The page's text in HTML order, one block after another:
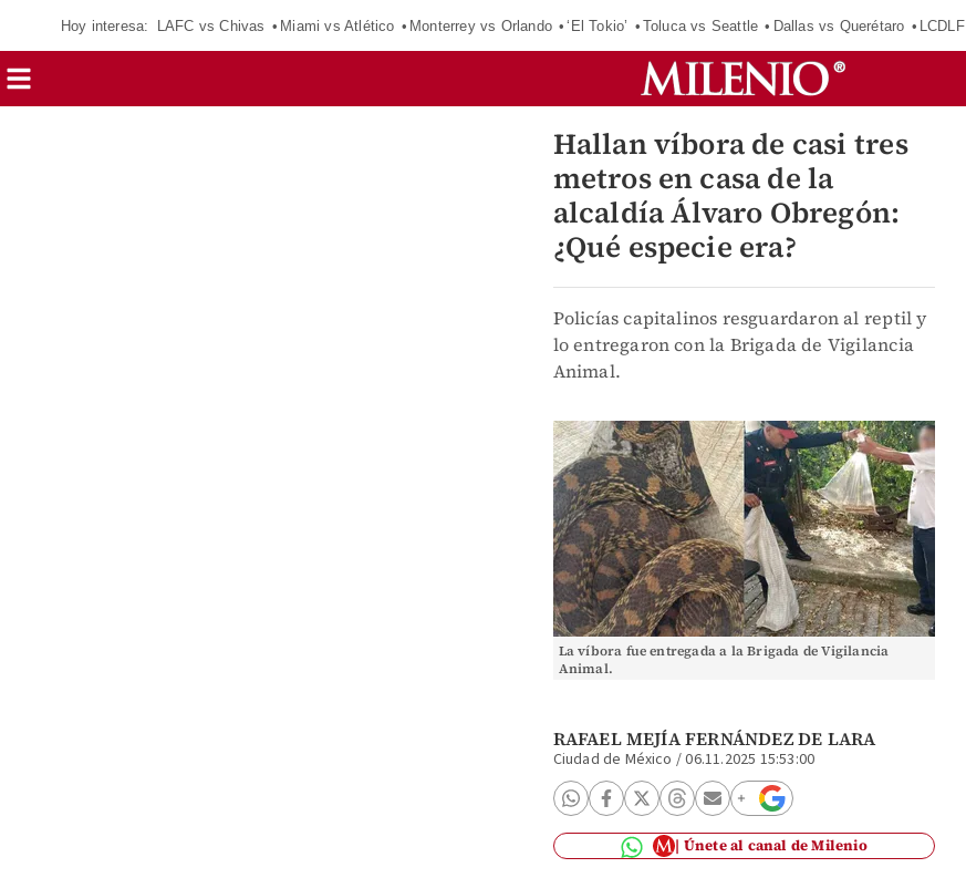
Hoy interesa: LAFC vs Chivas Miami vs Atlético Monterrey vs Orlando ‘El Tokio’ Toluca vs Seattle Dallas vs Querétaro LCDLF
Hallan víbora de casi tres
metros en casa de la
alcaldía Álvaro Obregón:
¿Qué especie era?
Policías capitalinos resguardaron al reptil y
lo entregaron con la Brigada de Vigilancia
Animal.
La víbora fue entregada a la Brigada de Vigilancia
Animal.
RAFAEL MEJÍA FERNÁNDEZ DE LARA
Ciudad de México /06.11.2025 15:53:00
Únete al canal de Milenio